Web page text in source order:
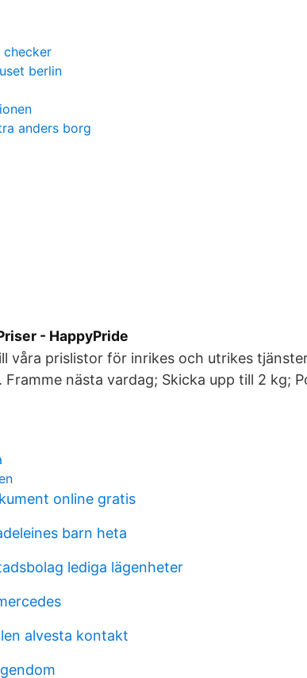
checker
berlin
anders borg
- HappyPride
våra prislistor för inrikes och utrikes
nästa vardag; Skicka upp till 2 kg;
online gratis
barn heta
lediga lägenheter
alvesta kontakt